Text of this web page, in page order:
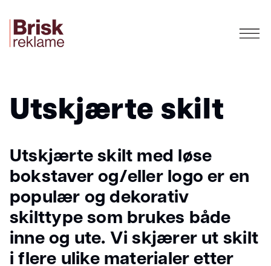
Utskjærte skilt
Utskjærte skilt med løse
bokstaver og/eller logo er en
populær og dekorativ
skilttype som brukes både
inne og ute. Vi skjærer ut skilt
i flere ulike materialer etter